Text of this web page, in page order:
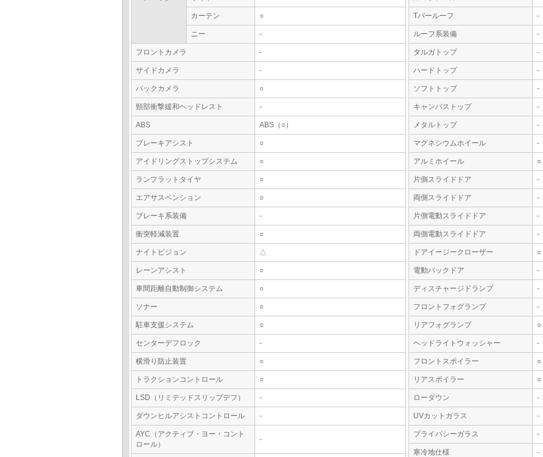
カーテン ○
ニー -
フロントカメラ -
サイドカメラ -
バックカメラ ○
頸部衝撃緩和ヘッドレスト -
ABS ABS（○）
ブレーキアシスト ○
アイドリングストップシステム ○
ランフラットタイヤ ○
エアサスペンション ○
ブレーキ系装備 -
衝突軽減装置 ○
ナイトビジョン △
レーンアシスト ○
車間距離自動制御システム ○
ソナー ○
駐車支援システム ○
センターデフロック -
横滑り防止装置 ○
トラクションコントロール ○
LSD（リミテッドスリップデフ） -
ダウンヒルアシストコントロール -
AYC（アクティブ・ヨー・コント
ロール）
-
Tバールーフ -
ルーフ系装備 -
タルガトップ -
ハードトップ -
ソフトトップ -
キャンバストップ -
メタルトップ -
マグネシウムホイール -
アルミホイール ○
片側スライドドア -
両側スライドドア -
片側電動スライドドア -
両側電動スライドドア -
ドアイージークローザー ○
電動バックドア -
ディスチャージドランプ -
フロントフォグランプ -
リアフォグランプ ○
ヘッドライトウォッシャー -
フロントスポイラー ○
リアスポイラー ○
ローダウン -
UVカットガラス -
プライバシーガラス -
寒冷地仕様 -